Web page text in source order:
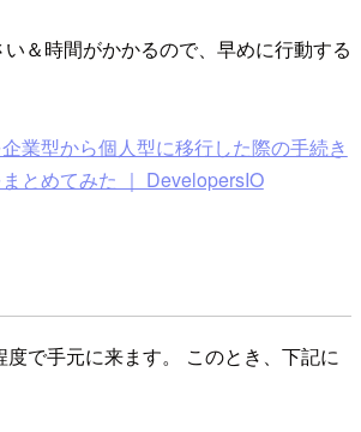
＆時間がかかるので、早めに行動する
業型から個人型に移行した際の手続き
とめてみた ｜ DevelopersIO
度で手元に来ます。 このとき、下記に